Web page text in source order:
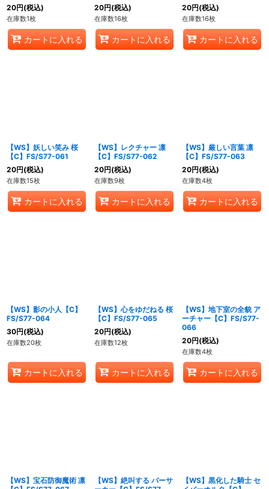
20円(税込)
在庫数1枚
カートに入れる
20円(税込)
在庫数16枚
カートに入れる
20円(税込)
在庫数16枚
カートに入れる
【WS】妖しい笑み 桜
【C】FS/S77-061
20円(税込)
在庫数15枚
カートに入れる
【WS】レクチャー 凛
【C】FS/S77-062
20円(税込)
在庫数9枚
カートに入れる
【WS】厳しい言葉 凛
【C】FS/S77-063
20円(税込)
在庫数4枚
カートに入れる
【WS】影の小人【C】
FS/S77-064
30円(税込)
在庫数20枚
カートに入れる
【WS】心をゆだねる 桜
【C】FS/S77-065
20円(税込)
在庫数12枚
カートに入れる
【WS】地下室の全貌 ア
ーチャー【C】FS/S77-
066
20円(税込)
在庫数4枚
カートに入れる
【WS】宝石防御魔術 凛
【WS】絶叫する バーサ
【WS】黒化した騎士 セ